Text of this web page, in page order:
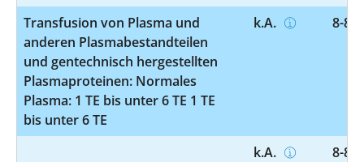
Transfusion von Plasma und
anderen Plasmabestandteilen
und gentechnisch hergestellten
Plasmaproteinen: Normales
Plasma: 1 TE bis unter 6 TE 1 TE
bis unter 6 TE
k.A. 8-
k.A.
8-